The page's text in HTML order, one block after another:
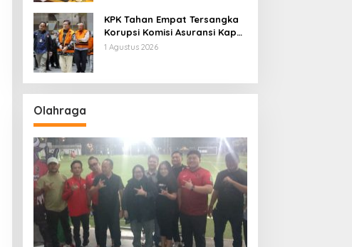
KPK Tahan Empat Tersangka
Korupsi Komisi Asuransi Kapal
PT Pelni
1 Agustus 2026
Olahraga